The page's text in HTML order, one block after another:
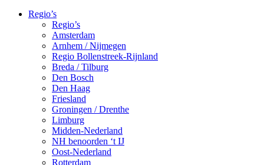
Regio’s
Regio’s
Amsterdam
Arnhem / Nijmegen
Regio Bollenstreek-Rijnland
Breda / Tilburg
Den Bosch
Den Haag
Friesland
Groningen / Drenthe
Limburg
Midden-Nederland
NH benoorden ‘t IJ
Oost-Nederland
Rotterdam